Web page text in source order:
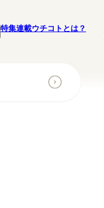
特集連載ウチコトとは？